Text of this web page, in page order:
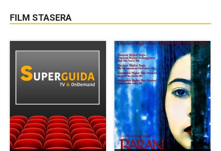
FILM STASERA